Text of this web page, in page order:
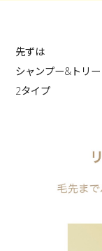
先ずは
シャンプー&トリ
2タイプ